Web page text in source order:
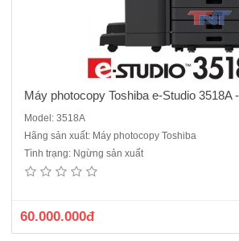
Máy photocopy Toshiba e-Studio 3518A
Model: 3518A
Hãng sản xuất: Máy photocopy Toshiba
Tình trạng: Ngừng sản xuất
60.000.000đ